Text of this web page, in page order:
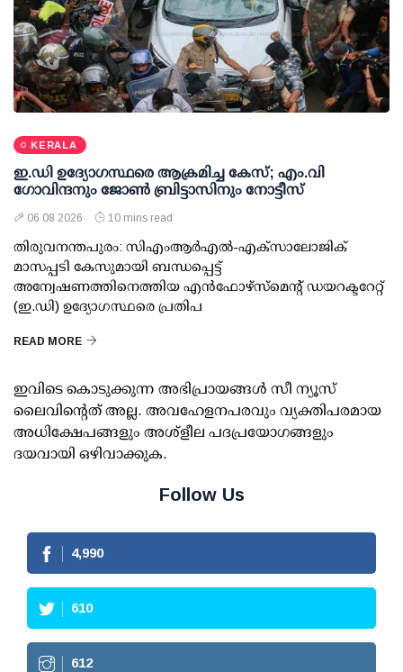
KERALA
ഇ.ഡി ഉദ്യോഗസ്ഥരെ ആക്രമിച്ച കേസ്; എം.വി
ഗോവിന്ദനും ജോണ്‍ ബ്രിട്ടാസിനും നോട്ടീസ്
06 08 2026 10 mins read
തിരുവനന്തപുരം: സിഎംആര്‍എല്‍-എക്‌സാലോജിക്
മാസപ്പടി കേസുമായി ബന്ധപ്പെട്ട്
അന്വേഷണത്തിനെത്തിയ എന്‍ഫോഴ്സ്മെന്റ് ഡയറക്ടറേറ്റ്
(ഇ.ഡി) ഉദ്യോഗസ്ഥരെ പ്രതിപ
READ MORE
ഇവിടെ കൊടുക്കുന്ന അഭിപ്രായങ്ങള്‍ സീ ന്യൂസ്
ലൈവിന്റെത് അല്ല. അവഹേളനപരവും വ്യക്തിപരമായ
അധിക്ഷേപങ്ങളും അശ്‌ളീല പദപ്രയോഗങ്ങളും
ദയവായി ഒഴിവാക്കുക.
Follow Us
4,990
610
612